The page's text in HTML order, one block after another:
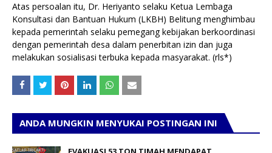
‎Atas persoalan itu, Dr. Heriyanto selaku Ketua Lembaga
Konsultasi dan Bantuan Hukum (LKBH) Belitung menghimbau
kepada pemerintah selaku pemegang kebijakan berkoordinasi
dengan pemerintah desa dalam penerbitan izin dan juga
melakukan sosialisasi terbuka kepada masyarakat. (rls*)
ANDA MUNGKIN MENYUKAI POSTINGAN INI